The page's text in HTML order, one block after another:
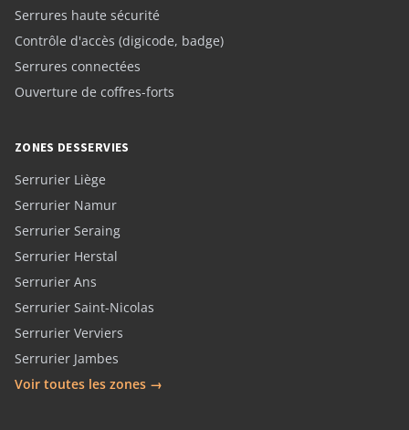
Serrures haute sécurité
Contrôle d'accès (digicode, badge)
Serrures connectées
Ouverture de coffres-forts
ZONES DESSERVIES
Serrurier Liège
Serrurier Namur
Serrurier Seraing
Serrurier Herstal
Serrurier Ans
Serrurier Saint-Nicolas
Serrurier Verviers
Serrurier Jambes
Voir toutes les zones →